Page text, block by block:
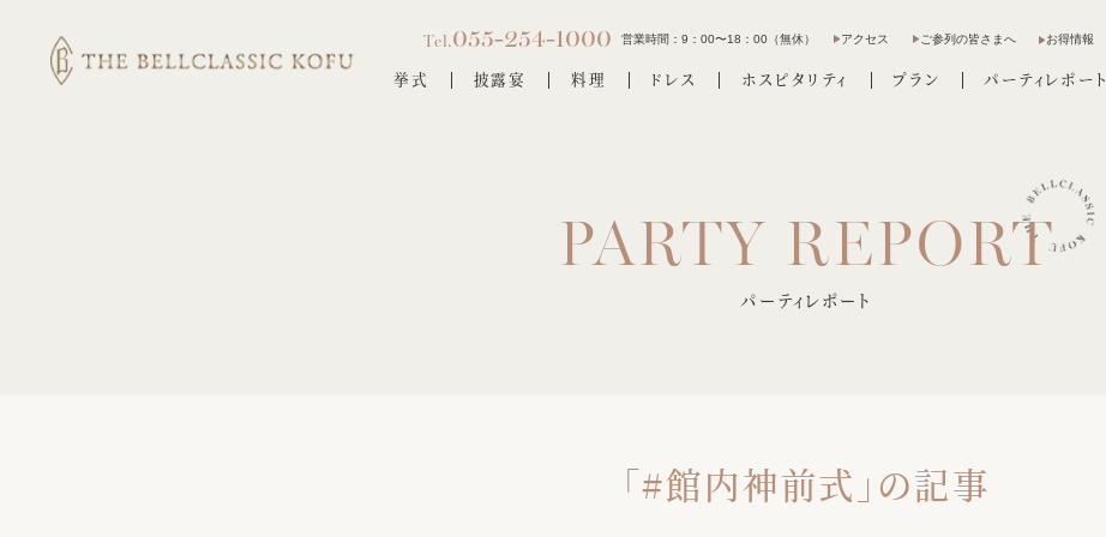
Tel.055-254-1000 営業時間：9：00〜18：00（無休） アクセス ご参列の皆さまへ お得情報
挙式 披露宴 料理 ドレス ホスピタリティ プラン パーティレポート
パーティレポート
「#館内神前式」の記事